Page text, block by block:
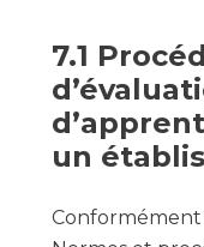
7.1
un
Conformément